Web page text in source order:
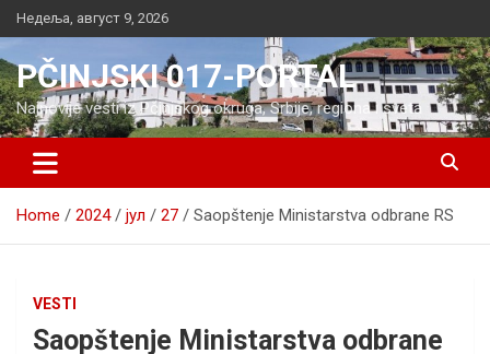
Skip
to
content
Недеља, август 9, 2026
PČINJSKI 017-PORTAL
Najnovije vesti iz Pčinjskog okruga, Srbije, regiona i sveta
Home 2024 јул 27 Saopštenje Ministarstva odbrane RS
VESTI
Saopštenje Ministarstva odbrane